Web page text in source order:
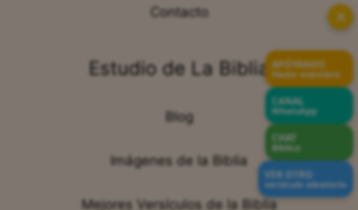
Contacto
Estudio de La Biblia
Blog
Imágenes de la Biblia
Mejores Versículos de la Biblia
✕
APÓYANOS
Hazte miembro
CANAL
WhatsApp
CHAT
Bíblico
VER OTRO
versículo aleatorio